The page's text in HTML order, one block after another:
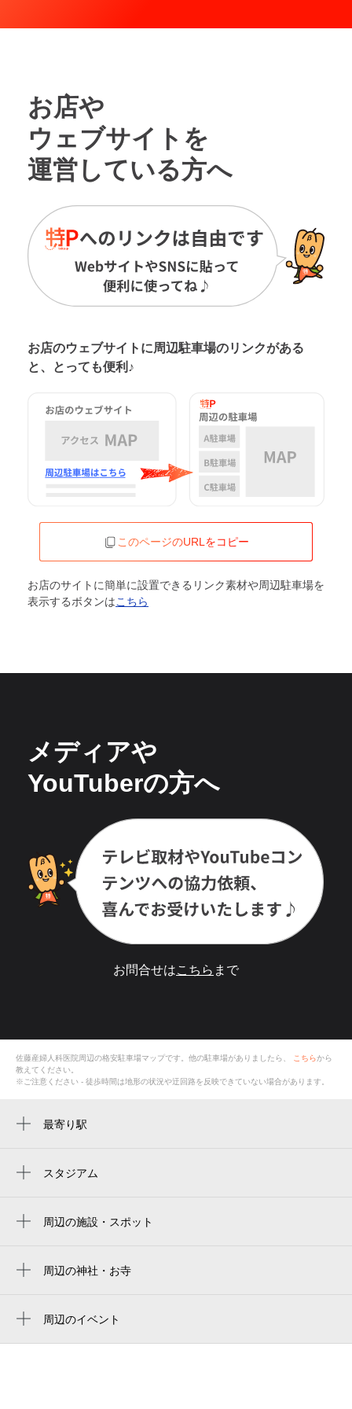
お店や
ウェブサイトを
運営している方へ
お店のウェブサイトに周辺駐車場のリンクがある
と、とっても便利♪
このページのURLをコピー
お店のサイトに簡単に設置できるリンク素材や周辺駐車場を
表示するボタンはこちら
メディアや
YouTuberの方へ
お問合せはこちら まで
佐藤産婦人科医院周辺の格安駐車場マップです。他の駐車場がありましたら、 こちらから
教えてください。
※ご注意ください - 徒歩時間は地形の状況や迂回路を反映できていない場合があります。
最寄り駅
スタジアム
周辺の施設・スポット
西都市文化ホール
西都市児童館
周辺の神社・お寺
周辺のイベント